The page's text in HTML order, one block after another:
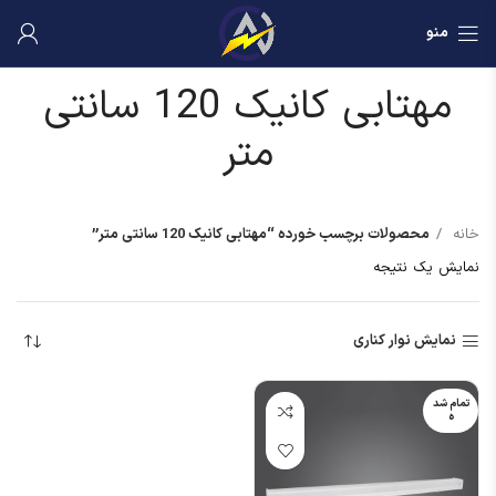
منو
مهتابی کانیک 120 سانتی
متر
خانه
محصولات برچسب خورده “مهتابی کانیک 120 سانتی متر”
نمایش یک نتیجه
نمایش نوار کناری
تمام شد
ه